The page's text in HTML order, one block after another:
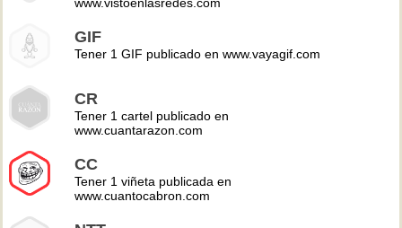
GIF
Tener 1 GIF publicado en www.vayagif.com
CR
Tener 1 cartel publicado en
www.cuantarazon.com
CC
Tener 1 viñeta publicada en
www.cuantocabron.com